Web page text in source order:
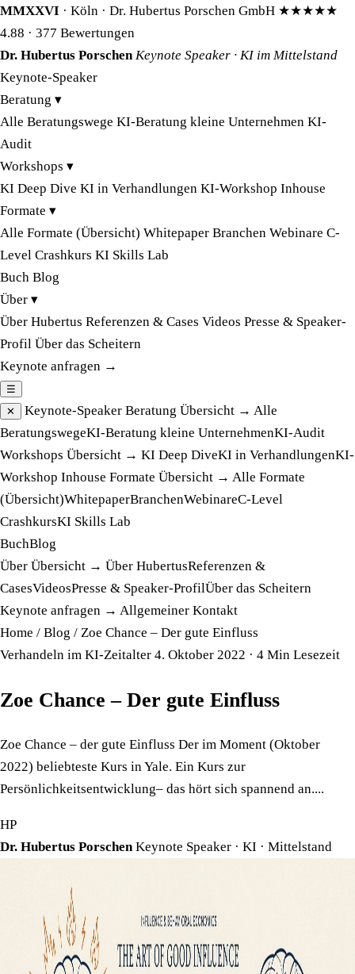
MMXXVI · Köln · Dr. Hubertus Porschen GmbH ★★★★★
4.88 · 377 Bewertungen
Dr. Hubertus Porschen Keynote Speaker · KI im Mittelstand
Keynote-Speaker
Beratung ▾
Alle Beratungswege KI-Beratung kleine Unternehmen KI-
Audit
Workshops ▾
KI Deep Dive KI in Verhandlungen KI-Workshop Inhouse
Formate ▾
Alle Formate (Übersicht) Whitepaper Branchen Webinare C-
Level Crashkurs KI Skills Lab
Buch Blog
Über ▾
Über Hubertus Referenzen & Cases Videos Presse & Speaker-
Profil Über das Scheitern
Keynote anfragen →
☰
✕
Keynote-Speaker Beratung Übersicht → Alle
BeratungswegeKI-Beratung kleine UnternehmenKI-Audit
Workshops Übersicht → KI Deep DiveKI in VerhandlungenKI-
Workshop Inhouse Formate Übersicht → Alle Formate
(Übersicht)WhitepaperBranchenWebinareC-Level
CrashkursKI Skills Lab
BuchBlog
Über Übersicht → Über HubertusReferenzen &
CasesVideosPresse & Speaker-ProfilÜber das Scheitern
Keynote anfragen → Allgemeiner Kontakt
Home / Blog / Zoe Chance – Der gute Einfluss
Verhandeln im KI-Zeitalter 4. Oktober 2022 · 4 Min Lesezeit
Zoe Chance – Der gute Einfluss
Zoe Chance – der gute Einfluss Der im Moment (Oktober
2022) beliebteste Kurs in Yale. Ein Kurs zur
Persönlichkeitsentwicklung– das hört sich spannend an....
HP
Dr. Hubertus Porschen Keynote Speaker · KI · Mittelstand